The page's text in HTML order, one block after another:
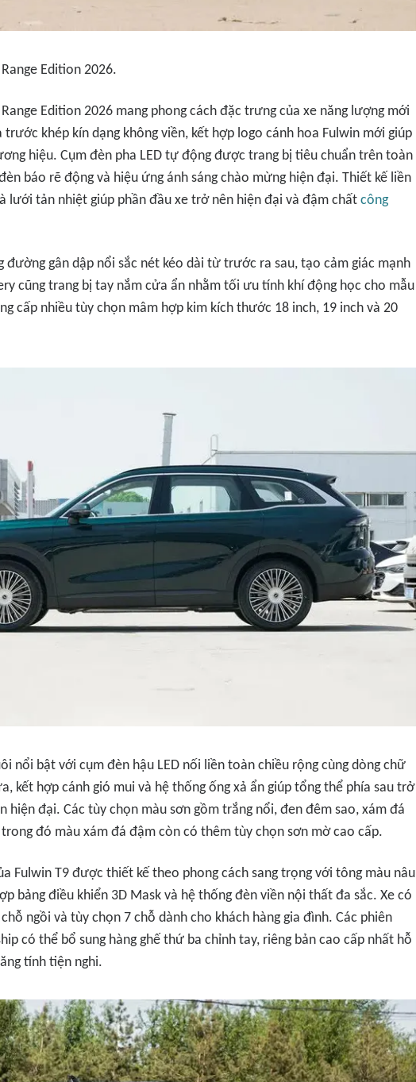
Edition 2026.
Edition 2026 mang phong cách đặc trưng của xe năng lượng mới
khép kín dạng không viền, kết hợp logo cánh hoa Fulwin mới giúp
hiệu. Cụm đèn pha LED tự động được trang bị tiêu chuẩn trên toàn
báo rẽ động và hiệu ứng ánh sáng chào mừng hiện đại. Thiết kế liền
lưới tản nhiệt giúp phần đầu xe trở nên hiện đại và đậm chất công
đường gân dập nổi sắc nét kéo dài từ trước ra sau, tạo cảm giác mạnh
cũng trang bị tay nắm cửa ẩn nhằm tối ưu tính khí động học cho mẫu
cấp nhiều tùy chọn mâm hợp kim kích thước 18 inch, 19 inch và 20
nổi bật với cụm đèn hậu LED nối liền toàn chiều rộng cùng dòng chữ
kết hợp cánh gió mui và hệ thống ống xả ẩn giúp tổng thể phía sau trở
hiện đại. Các tùy chọn màu sơn gồm trắng nổi, đen đêm sao, xám đá
đó màu xám đá đậm còn có thêm tùy chọn sơn mờ cao cấp.
Fulwin T9 được thiết kế theo phong cách sang trọng với tông màu nâu
bảng điều khiển 3D Mask và hệ thống đèn viền nội thất đa sắc. Xe có
ngồi và tùy chọn 7 chỗ dành cho khách hàng gia đình. Các phiên
có thể bổ sung hàng ghế thứ ba chỉnh tay, riêng bản cao cấp nhất hỗ
tính tiện nghi.